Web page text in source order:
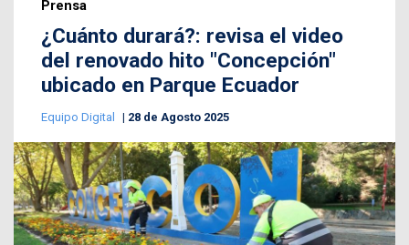
Prensa
¿Cuánto durará?: revisa el video
del renovado hito "Concepción"
ubicado en Parque Ecuador
Equipo Digital 28 de Agosto 2025